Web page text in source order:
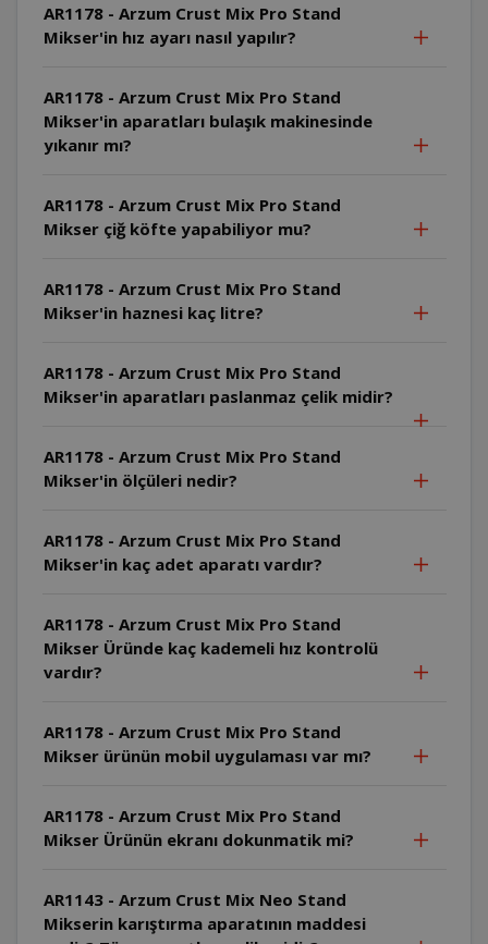
AR1178 - Arzum Crust Mix Pro Stand
Mikser'in hız ayarı nasıl yapılır?
AR1178 - Arzum Crust Mix Pro Stand
Mikser'in aparatları bulaşık makinesinde
yıkanır mı?
AR1178 - Arzum Crust Mix Pro Stand
Mikser çiğ köfte yapabiliyor mu?
AR1178 - Arzum Crust Mix Pro Stand
Mikser'in haznesi kaç litre?
AR1178 - Arzum Crust Mix Pro Stand
Mikser'in aparatları paslanmaz çelik midir?
AR1178 - Arzum Crust Mix Pro Stand
Mikser'in ölçüleri nedir?
AR1178 - Arzum Crust Mix Pro Stand
Mikser'in kaç adet aparatı vardır?
AR1178 - Arzum Crust Mix Pro Stand
Mikser Üründe kaç kademeli hız kontrolü
vardır?
AR1178 - Arzum Crust Mix Pro Stand
Mikser ürünün mobil uygulaması var mı?
AR1178 - Arzum Crust Mix Pro Stand
Mikser Ürünün ekranı dokunmatik mi?
AR1143 - Arzum Crust Mix Neo Stand
Mikserin karıştırma aparatının maddesi